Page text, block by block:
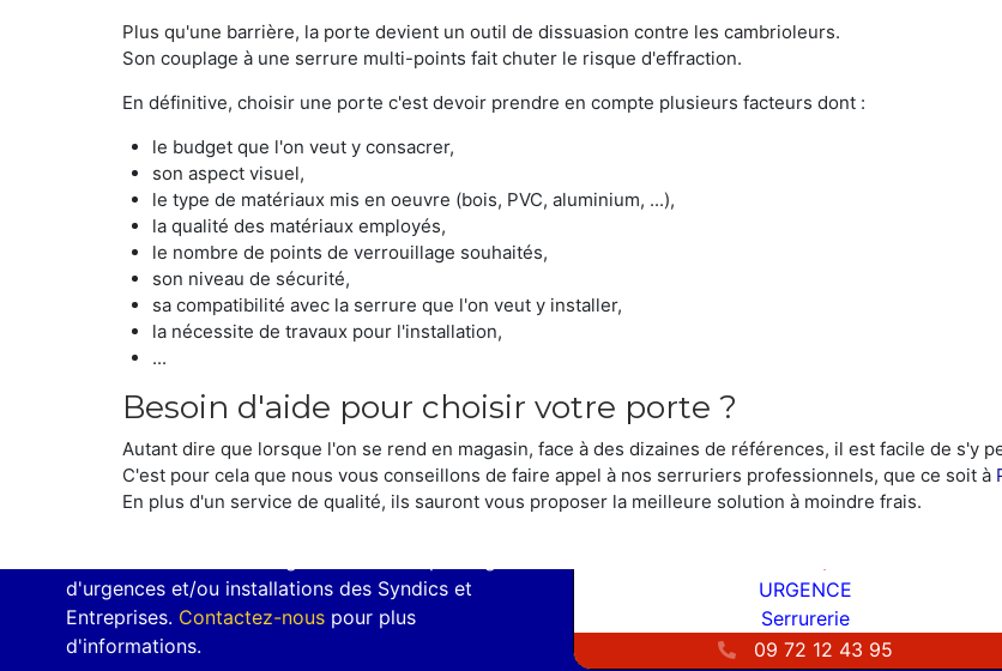
Plus qu'une barrière, la porte devient un outil de dissuasion contre les cambrioleurs.
Son couplage à une serrure multi-points fait chuter le risque d'effraction.
En définitive, choisir une porte c'est devoir prendre en compte plusieurs facteurs dont :
le budget que l'on veut y consacrer,
son aspect visuel,
le type de matériaux mis en oeuvre (bois, PVC, aluminium, ...),
la qualité des matériaux employés,
le nombre de points de verrouillage souhaités,
son niveau de sécurité,
sa compatibilité avec la serrure que l'on veut y installer,
la nécessite de travaux pour l'installation,
...
Besoin d'aide pour choisir votre porte ?
Autant dire que lorsque l'on se rend en magasin, face à des dizaines de références, il est facile de s'y
C'est pour cela que nous vous conseillons de faire appel à nos serruriers professionnels, que ce soit à
En plus d'un service de qualité, ils sauront vous proposer la meilleure solution à moindre frais.
SYNDICS ET ENTREPRISES
d'urgences et/ou installations des Syndics et
Entreprises. Contactez-nous pour plus
d'informations.
COORDONNÉES
URGENCE
Serrurerie
09 72 12 43 95